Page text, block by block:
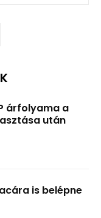
árfolyama a
után
is belépne